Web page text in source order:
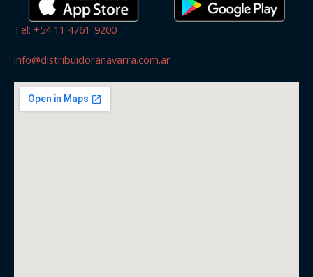
Tel: +54 11 4761-9200
info@distribuidoranavarra.com.ar